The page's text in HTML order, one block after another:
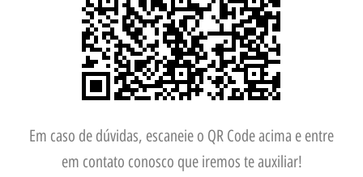
Em caso de dúvidas, escaneie o QR Code acima e entre
em contato conosco que iremos te auxiliar!